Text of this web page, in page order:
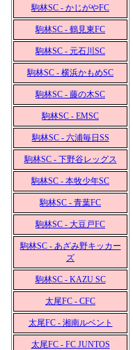
駒林SC - かじがやFC
駒林SC - 鶴見東FC
駒林SC - 元石川SC
駒林SC - 横浜かもめSC
駒林SC - 藤の木SC
駒林SC - EMSC
駒林SC - 六浦毎日SS
駒林SC - 下野谷レッグス
駒林SC - 本牧少年SC
駒林SC - 青葉FC
駒林SC - 大豆戸FC
駒林SC - あざみ野キッカー
ズ
駒林SC - KAZU SC
太尾FC - CFC
太尾FC - 湘南ルベント
太尾FC - FC JUNTOS